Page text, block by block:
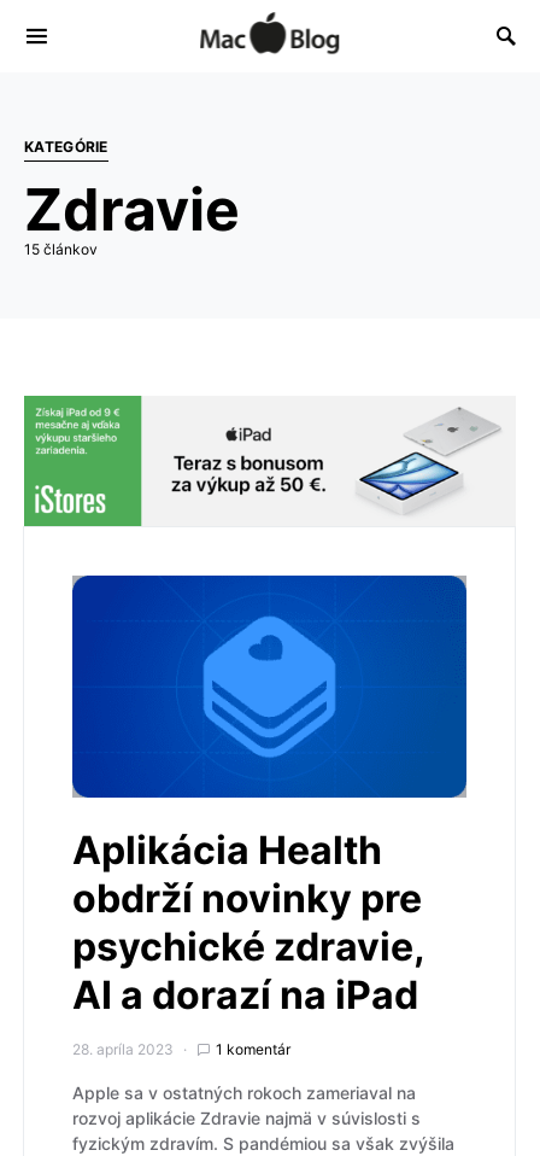
KATEGÓRIE
Zdravie
15 článkov
Aplikácia Health
obdrží novinky pre
psychické zdravie,
AI a dorazí na iPad
28. apríla 2023 1 komentár
Apple sa v ostatných rokoch zameriaval na
rozvoj aplikácie Zdravie najmä v súvislosti s
fyzickým zdravím. S pandémiou sa však zvýšila